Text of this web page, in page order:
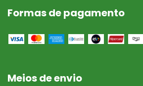
Formas de pagamento
Meios de envio